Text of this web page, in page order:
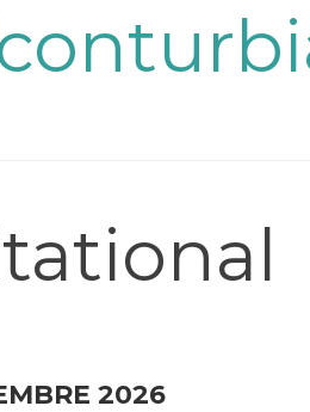
2026